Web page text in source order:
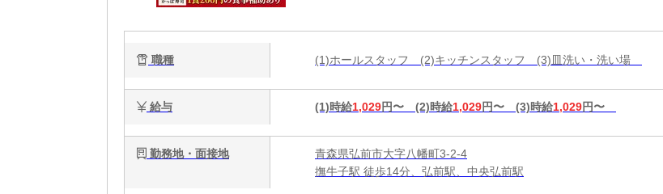
職種 (1)ホールスタッフ (2)キッチンスタッフ (3)皿洗い・洗い場
給与 (1)時給1,029円〜 (2)時給1,029円〜 (3)時給1,029円〜
勤務地・面接地
青森県弘前市大字八幡町3-2-4
撫牛子駅 徒歩14分、弘前駅、中央弘前駅